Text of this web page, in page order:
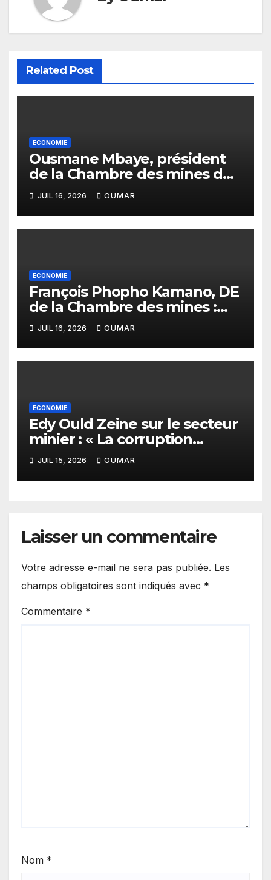
Related Post
ECONOMIE
Ousmane Mbaye, président
de la Chambre des mines du
Sénégal : « C’est l’Etat qui doit
assurer le financement des
infrastructures »
JUIL 16, 2026 OUMAR
ECONOMIE
François Phopho Kamano, DE
de la Chambre des mines :
« la Guinée est aujourd’hui la
meilleure des destinations »
JUIL 16, 2026 OUMAR
ECONOMIE
Edy Ould Zeine sur le secteur
minier : « La corruption
n’existe pas en Mauritanie »
JUIL 15, 2026 OUMAR
Laisser un commentaire
Votre adresse e-mail ne sera pas publiée. Les
champs obligatoires sont indiqués avec *
Commentaire *
Nom *